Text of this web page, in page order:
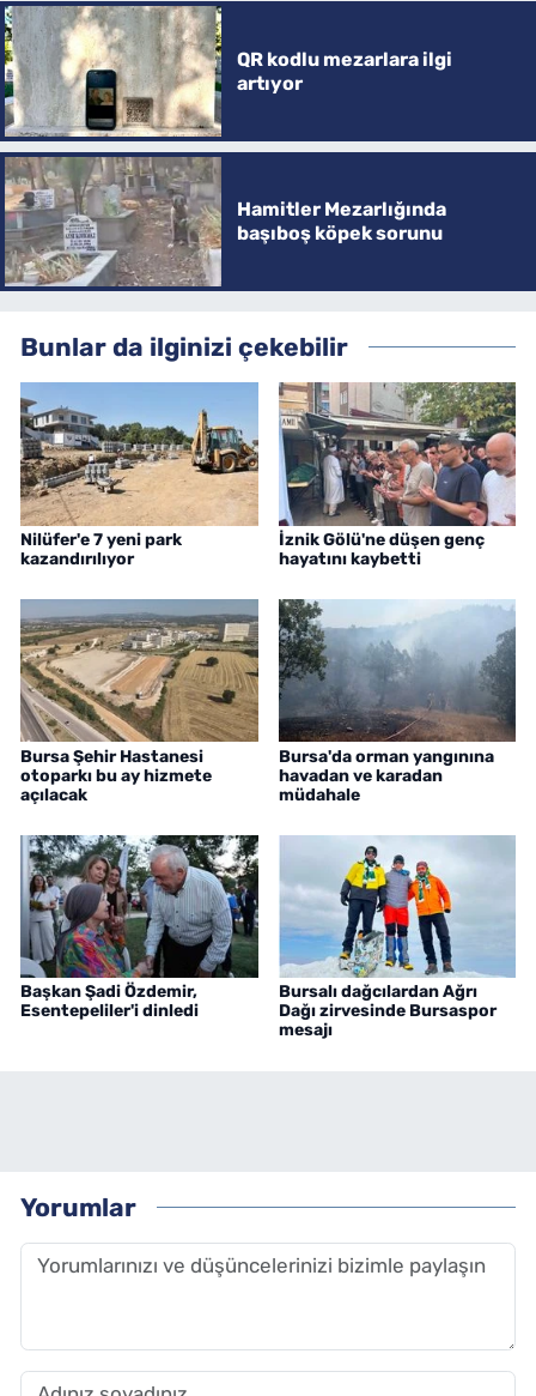
QR kodlu mezarlara ilgi
artıyor
Hamitler Mezarlığında
başıboş köpek sorunu
Bunlar da ilginizi çekebilir
Nilüfer'e 7 yeni park
kazandırılıyor
İznik Gölü'ne düşen genç
hayatını kaybetti
Bursa Şehir Hastanesi
otoparkı bu ay hizmete
açılacak
Bursa'da orman yangınına
havadan ve karadan
müdahale
Başkan Şadi Özdemir,
Esentepeliler'i dinledi
Bursalı dağcılardan Ağrı
Dağı zirvesinde Bursaspor
mesajı
Yorumlar